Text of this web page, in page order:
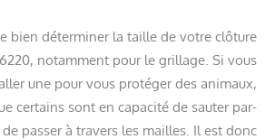
bien déterminer la taille de votre clôture
notamment pour le grillage. Si vous
une pour vous protéger des animaux,
certains sont en capacité de sauter par-
passer à travers les mailles. Il est donc